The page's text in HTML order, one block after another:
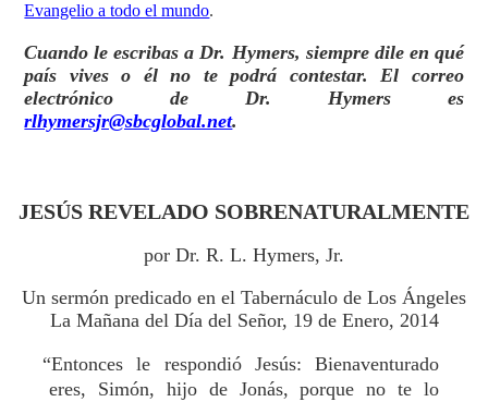
Evangelio a todo el mundo.
Cuando le escribas a Dr. Hymers, siempre dile en qué
país vives o él no te podrá contestar. El correo
electrónico de Dr. Hymers es
rlhymersjr@sbcglobal.net.
JESÚS REVELADO SOBRENATURALMENTE
por Dr. R. L. Hymers, Jr.
Un sermón predicado en el Tabernáculo de Los Ángeles
La Mañana del Día del Señor, 19 de Enero, 2014
“Entonces le respondió Jesús: Bienaventurado
eres, Simón, hijo de Jonás, porque no te lo